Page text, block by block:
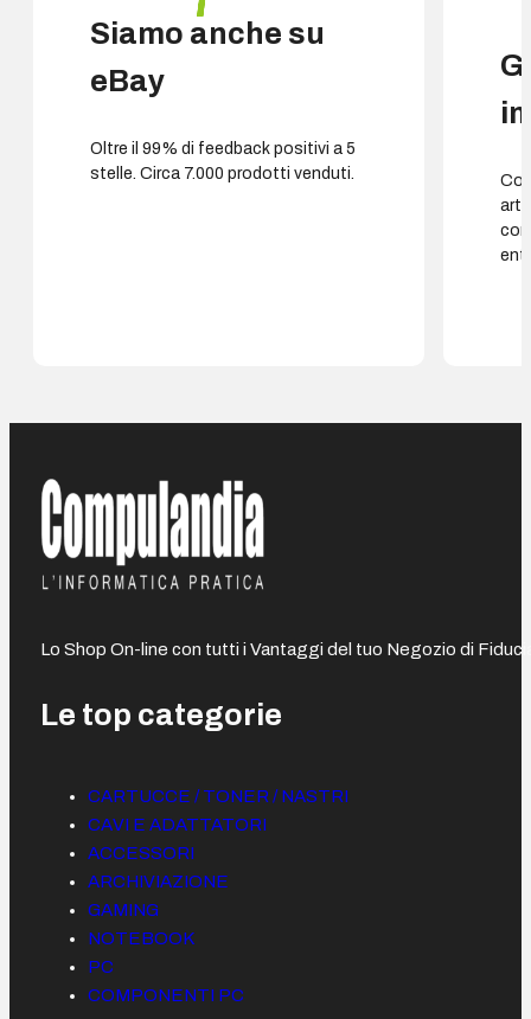
Siamo anche su
eBay
Oltre il 99% di feedback positivi a 5
stelle. Circa 7.000 prodotti venduti.
Lo Shop On-line con tutti i Vantaggi del tuo Negozio di
Le top categorie
CARTUCCE / TONER / NASTRI
CAVI E ADATTATORI
ACCESSORI
ARCHIVIAZIONE
GAMING
NOTEBOOK
PC
COMPONENTI PC